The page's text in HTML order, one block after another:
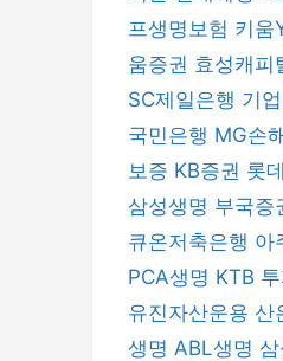
프생명보험 키움
움증권 효성캐피
SC제일은행 기
국민은행 MG손
보증 KB증권 롯
삼성생명 부국증
큐온저축은행 아
PCA생명 KTB
유진자산운용 산
생명 ABL생명